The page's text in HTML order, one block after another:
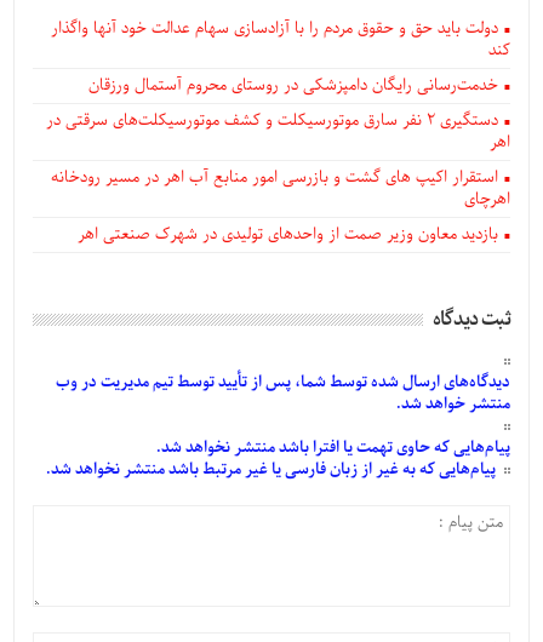
دولت باید حق و حقوق مردم را با آزادسازی سهام عدالت خود آنها واگذار
کند
خدمت‌رسانی رایگان دامپزشکی در روستای محروم آستمال ورزقان
دستگيری ۲ نفر سارق موتورسیکلت و کشف موتورسیکلت‌های سرقتی در
اهر
استقرار اکیپ های گشت و بازرسی امور منابع آب اهر در مسیر رودخانه
اهرچای
بازدید معاون وزیر صمت از واحدهای تولیدی در شهرک صنعتی اهر
ثبت دیدگاه
دیدگاه‌هایارسالشدهتوسط شما، پس ازتأییدتوسط تیم مدیریت در وب
منتشر خواهد شد.
پیام‌هاییکه حاوی تهمت یا افترا باشد منتشر نخواهد شد.
پیام‌هاییکه به غیر از زبان فارسی یا غیر مرتبط باشد منتشر نخواهد شد.